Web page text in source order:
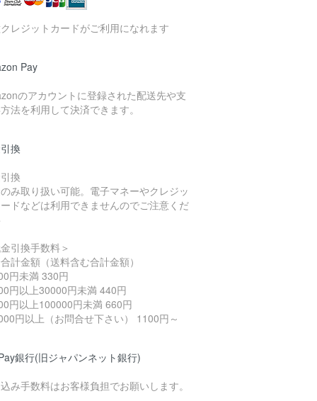
レジットカードがご利用になれます
Pay
のアカウントに登録された配送先や支
法を利用して決済できます。
換
換
み取り扱い可能。電子マネーやクレジッ
ードなどは利用できませんのでご注意くだ
引換手数料＞
計金額（送料含む合計金額）
円未満 330円
円以上30000円未満 440円
円以上100000円未満 660円
円以上（お問合せ下さい） 1100円～
銀行(旧ジャパンネット銀行)
み手数料はお客様負担でお願いします。